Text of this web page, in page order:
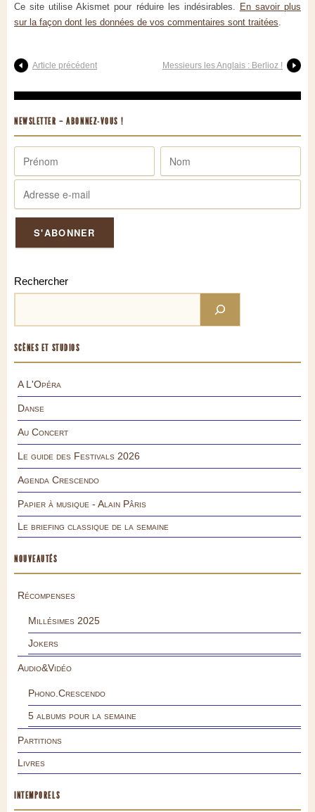
Ce site utilise Akismet pour réduire les indésirables. En savoir plus
sur la façon dont les données de vos commentaires sont traitées
Article précédent Messieurs les Anglais : Berlioz !
NEWSLETTER – ABONNEZ-VOUS !
Rechercher
SCÈNES ET STUDIOS
A L'Opéra
Danse
Au Concert
Le guide des Festivals 2026
Agenda Crescendo
Papier à musique - Alain Pâris
Le briefing classique de la semaine
NOUVEAUTÉS
Récompenses
Millésimes 2025
Jokers
Audio&Vidéo
Phono.Crescendo
5 albums pour la semaine
Partitions
Livres
INTEMPORELS